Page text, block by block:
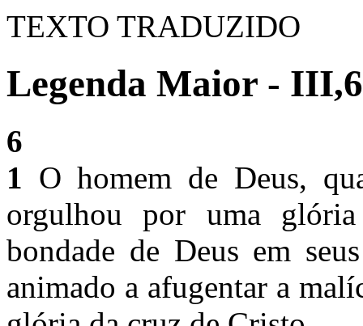
TEXTO TRADUZIDO
Legenda Maior - III,6
6
1 O homem de Deus,
orgulhou por uma glória
bondade de Deus em
animado a afugentar a